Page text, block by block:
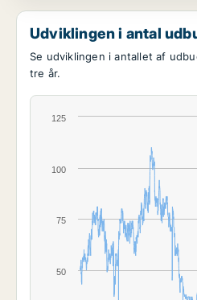
Udviklingen i antal
Se udviklingen i antallet af
tre år.
100
50
75
125